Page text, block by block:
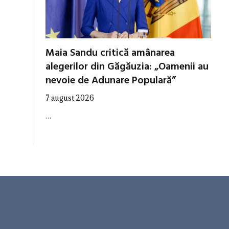
Maia Sandu critică amânarea
alegerilor din Găgăuzia: „Oamenii au
nevoie de Adunare Populară”
7 august 2026
…